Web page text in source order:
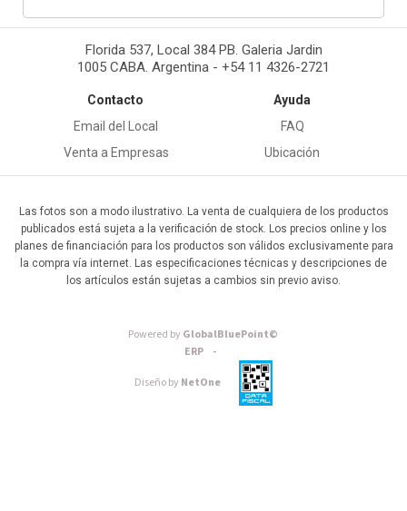
Florida 537, Local 384 PB. Galeria Jardin
1005 CABA. Argentina - +54 11 4326-2721
Contacto
Email del Local
Venta a Empresas
Ayuda
FAQ
Ubicación
Las fotos son a modo ilustrativo. La venta de cualquiera de los productos
publicados está sujeta a la verificación de stock. Los precios online y los
planes de financiación para los productos son válidos exclusivamente para
la compra vía internet. Las especificaciones técnicas y descripciones de
los artículos están sujetas a cambios sin previo aviso.
Powered byGlobalBluePoint©
ERP -
Diseño byNetOne